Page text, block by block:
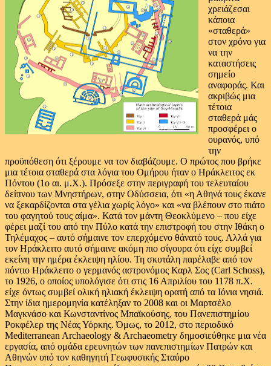
χρειάζεσαι
κάποια
«σταθερά»
στον χρόνο για
να την
καταστήσεις
σημείο
αναφοράς. Και
ακριβώς μια
τέτοια
σταθερά μάς
προσφέρει ο
ουρανός, υπό
την
προϋπόθεση ότι ξέρουμε να τον διαβάζουμε. Ο πρώτος που βρήκε
μια τέτοια σταθερά στα λόγια του Ομήρου ήταν ο Ηράκλειτος εκ
Πόντου (1ο αι. μ.Χ.). Πρόσεξε στην περιγραφή του τελευταίου
δείπνου των Μνηστήρων, στην Οδύσσεια, ότι «η Αθηνά τους έκανε
να ξεκαρδίζονται στα γέλια χωρίς λόγο» και «να βλέπουν στο πιάτο
του φαγητού τους αίμα». Κατά τον μάντη Θεοκλύμενο – που είχε
φέρει μαζί του από την Πύλο κατά την επιστροφή του στην Ιθάκη ο
Τηλέμαχος – αυτό σήμαινε τον επερχόμενο θάνατό τους. Αλλά για
τον Ηράκλειτο αυτό σήμαινε ακόμη πιο σίγουρα ότι είχε συμβεί
εκείνη την ημέρα έκλειψη ηλίου. Τη σκυτάλη παρέλαβε από τον
πόντιο Ηράκλειτο ο γερμανός αστρονόμος Καρλ Σος (Carl Schoss),
το 1926, ο οποίος υπολόγισε ότι στις 16 Απριλίου του 1178 π.Χ.
είχε όντως συμβεί ολική ηλιακή έκλειψη ορατή από τα Ιόνια νησιά.
Στην ίδια ημερομηνία κατέληξαν το 2008 και οι Μαρτσέλο
Μαγκνάσο και Κωνσταντίνος Μπαϊκούσης, του Πανεπιστημίου
Ροκφέλερ της Νέας Υόρκης. Όμως, το 2012, στο περιοδικό
Mediterranean Archaeology & Archaeometry δημοσιεύθηκε μια νέα
εργασία, από ομάδα ερευνητών των πανεπιστημίων Πατρών και
Αθηνών υπό τον καθηγητή Γεωφυσικής Σταύρο